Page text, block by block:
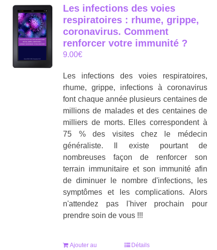
Les infections des voies
respiratoires : rhume, grippe,
coronavirus. Comment
renforcer votre immunité ?
9.00€
Les infections des voies respiratoires,
rhume, grippe, infections à coronavirus
font chaque année plusieurs centaines de
millions de malades et des centaines de
milliers de morts. Elles correspondent à
75 % des visites chez le médecin
généraliste. Il existe pourtant de
nombreuses façon de renforcer son
terrain immunitaire et son immunité afin
de diminuer le nombre d'infections, les
symptômes et les complications. Alors
n'attendez pas l'hiver prochain pour
prendre soin de vous !!!
Ajouter au
Détails